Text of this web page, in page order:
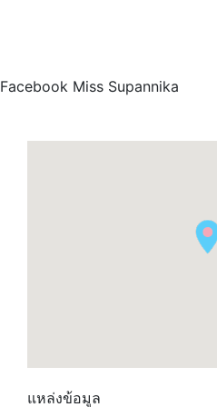
Facebook Miss Supannika
แหล่งข้อมูล